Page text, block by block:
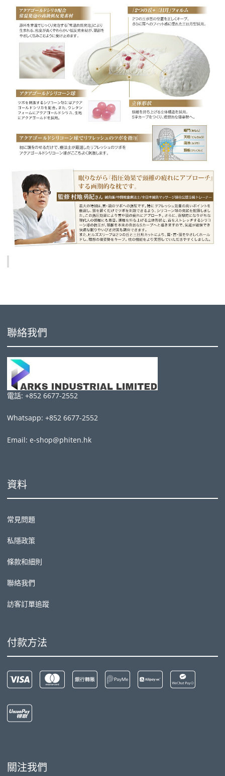
聯絡我們
電話: +852 6677-2552
Whatsapp: +852 6677-2552
Email: e-shop@phiten.hk
資料
常見問題
私隱政策
條款和細則
聯絡我們
訪客訂單追蹤
付款方法
關注我們